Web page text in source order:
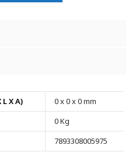
L X A)
0 x 0 x 0 mm
0 Kg
7893308005975